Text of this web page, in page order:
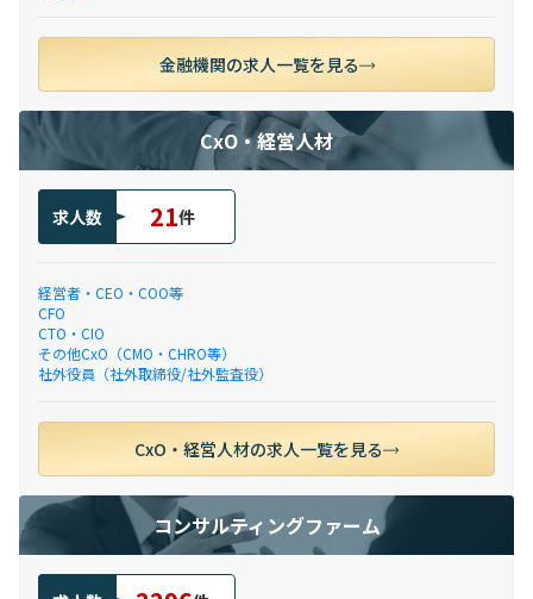
金融機関の求人一覧を見る
CxO・経営人材
求人数 21件
経営者・CEO・COO等
CFO
CTO・CIO
その他CxO（CMO・CHRO等）
社外役員（社外取締役/社外監査役）
CxO・経営人材の求人一覧を見る
コンサルティングファーム